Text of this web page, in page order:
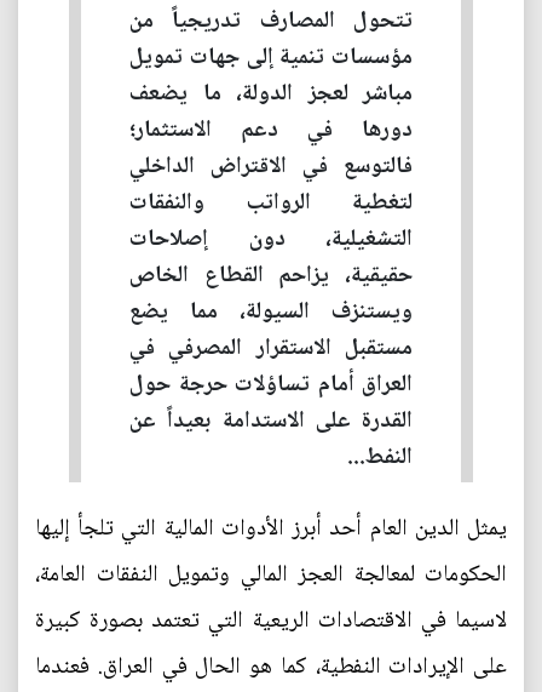
تتحول المصارف تدريجياً من
مؤسسات تنمية إلى جهات تمويل
مباشر لعجز الدولة، ما يضعف
دورها في دعم الاستثمار؛
فالتوسع في الاقتراض الداخلي
لتغطية الرواتب والنفقات
التشغيلية، دون إصلاحات
حقيقية، يزاحم القطاع الخاص
ويستنزف السيولة، مما يضع
مستقبل الاستقرار المصرفي في
العراق أمام تساؤلات حرجة حول
القدرة على الاستدامة بعيداً عن
النفط...
يمثل الدين العام أحد أبرز الأدوات المالية التي تلجأ إليها
الحكومات لمعالجة العجز المالي وتمويل النفقات العامة،
لاسيما في الاقتصادات الريعية التي تعتمد بصورة كبيرة
على الإيرادات النفطية، كما هو الحال في العراق. فعندما